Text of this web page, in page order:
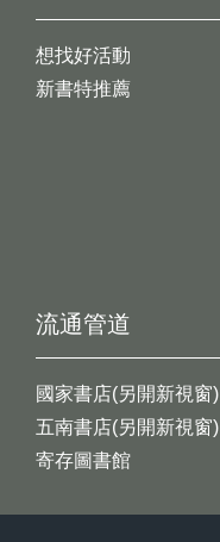
想找好活動
新書特推薦
流通管道
國家書店(另開新視窗)
五南書店(另開新視窗)
寄存圖書館